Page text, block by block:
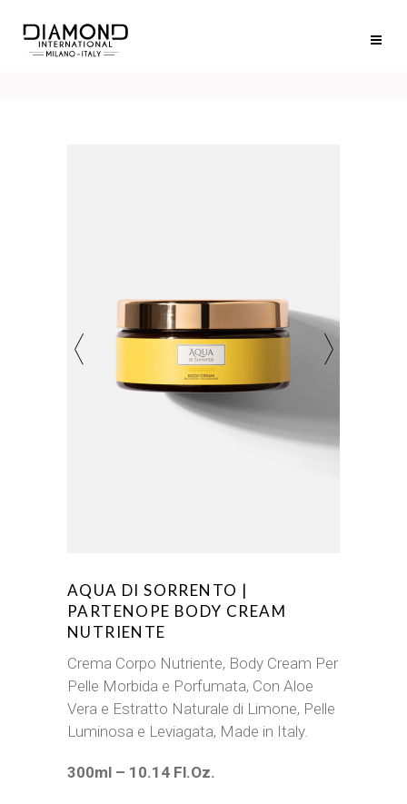
AQUA DI SORRENTO |
PARTENOPE BODY CREAM
NUTRIENTE
Crema Corpo Nutriente, Body Cream Per
Pelle Morbida e Porfumata, Con Aloe
Vera e Estratto Naturale di Limone, Pelle
Luminosa e Leviagata, Made in Italy.
300ml – 10.14 Fl.Oz.